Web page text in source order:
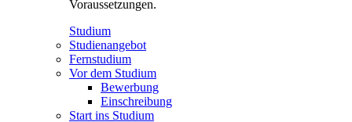
Voraussetzungen.
Studium
Studienangebot
Fernstudium
Vor dem Studium
Bewerbung
Einschreibung
Start ins Studium